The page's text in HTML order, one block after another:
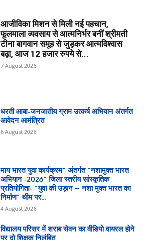
आजीविका मिशन से मिली नई पहचान,
फूलमाला व्यवसाय से आत्मनिर्भर बनीं श्रीमती
टीना बागवान समूह से जुड़कर आत्मविश्वास
बढ़ा, आज 12 हजार रुपये से...
7 August 2026
धरती आबा-जनजातीय ग्राम उत्कर्ष अभियान अंतर्गत
आवेदन आमंत्रित
6 August 2026
माय भारत युवा कार्यक्रम” अंतर्गत “नशामुक्त भारत
अभियान -2026” जिला स्तरीय सांस्कृतिक
प्रतियोगिता- “युवा की उड़ान – नशा मुक्त भारत का
निर्माण” थीम पर...
4 August 2026
विद्यालय परिसर में शराब सेवन का वीडियो वायरल होने
पर दो शिक्षक निलंबित